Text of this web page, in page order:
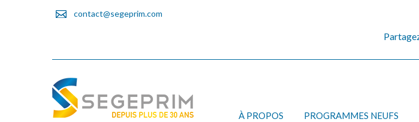
contact@segeprim.com
À PROPOS PROGRAMMES NEUFS